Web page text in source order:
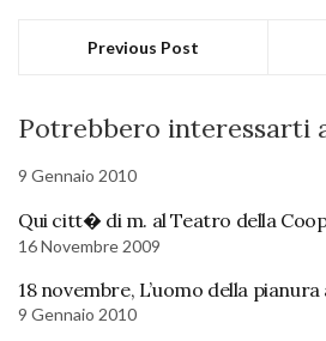
Previous Post
Potrebbero interessarti
9 Gennaio 2010
Qui citt� di m. al Teatro della
16 Novembre 2009
18 novembre, L’uomo della
9 Gennaio 2010